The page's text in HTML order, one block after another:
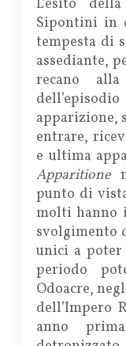
L’esito
Sipontini in
tempesta di
assediante,
recano
apparizione,
entrare,
e ultima
Apparitione
punto di
molti hanno
svolgimento
unici a
periodo
Odoacre,
dell’Impero
anno